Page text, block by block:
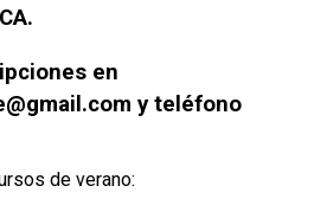
en
y teléfono
de verano: